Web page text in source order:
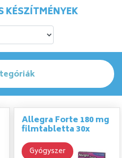
KÉSZÍTMÉNYEK
Allegra Forte 180 mg
filmtabletta 30x
Gyógyszer